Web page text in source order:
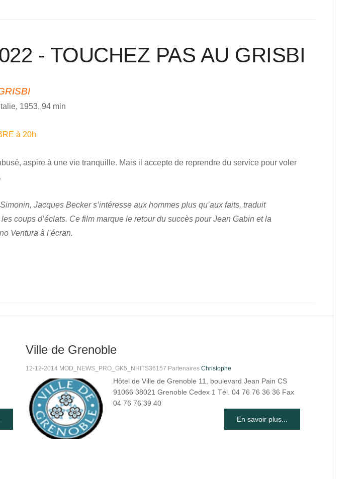
- TOUCHEZ PAS AU GRISBI
1953, 94 min
à 20h
aspire à une vie tranquille. Mais il accepte de reprendre du service pour voler
Jacques Becker s’intéresse aux hommes plus qu’aux faits, traduit
coups d’éclats. Ce film marque le retour du succès pour Jean Gabin et la
Ventura à l’écran.
Ville de Grenoble
12-12-2014 MOD_NEWS_PRO_GK5_NHITS36157 PartenairesChristophe
Hôtel de Ville de Grenoble 11, boulevard Jean Pain CS
91066 38021 Grenoble Cedex 1 Tél. 04 76 76 36 36 Fax
04 76 76 39 40
En savoir plus...